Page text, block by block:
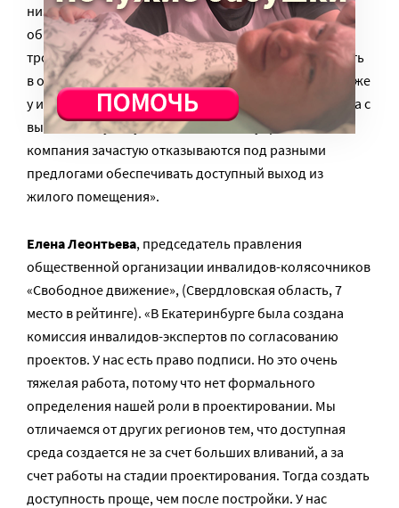
низкопольные, то они могут не чередоваться с
обычными. Один раз нам пришлось пропустить 4
троллейбуса, 19 минут на это ушло. В часы пик делать
в общественном транспорте нечего из-за давки. Также
у инвалидов Санкт-Петербурга есть острая проблема с
выходом на улицу из дома. ТСЖ или управляющая
компания зачастую отказываются под разными
предлогами обеспечивать доступный выход из
жилого помещения».
Елена Леонтьева, председатель правления
общественной организации инвалидов-колясочников
«Свободное движение», (Свердловская область, 7
место в рейтинге). «В Екатеринбурге была создана
комиссия инвалидов-экспертов по согласованию
проектов. У нас есть право подписи. Но это очень
тяжелая работа, потому что нет формального
определения нашей роли в проектировании. Мы
отличаемся от других регионов тем, что доступная
среда создается не за счет больших вливаний, а за
счет работы на стадии проектирования. Тогда создать
доступность проще, чем после постройки. У нас